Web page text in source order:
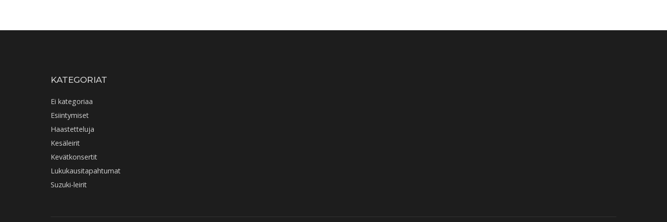
KATEGORIAT
Ei kategoriaa
Esiintymiset
Haastetteluja
Kesäleirit
Kevätkonsertit
Lukukausitapahtumat
Suzuki-leirit